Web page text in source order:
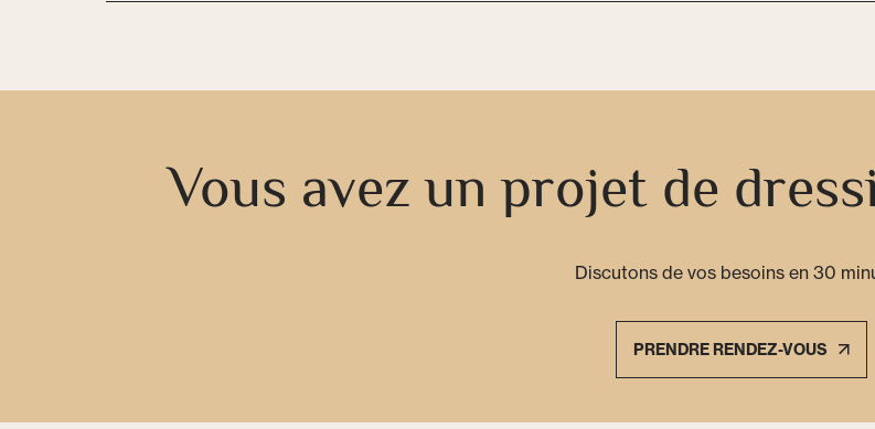
Vous avez un projet de
Discutons de vos besoins en 30
PRENDRE RENDEZ-VOUS